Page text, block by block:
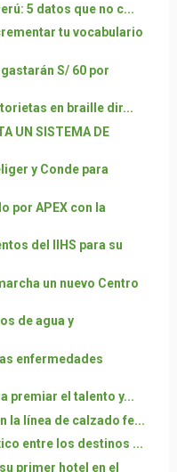
5 datos que no c...
tu vocabulario
S/ 60 por
en braille dir...
UN SISTEMA DE
y Conde para
por APEX con la
del IIHS para su
un nuevo Centro
de agua y
enfermedades
premiar el talento y...
la línea de calzado fe...
entre los destinos ...
primer hotel en el